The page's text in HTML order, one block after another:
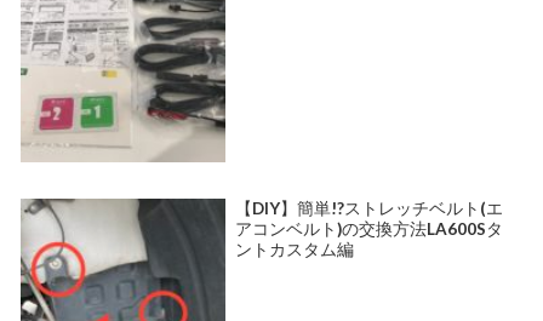
【DIY】簡単!?ストレッチベルト(エ
アコンベルト)の交換方法LA600Sタ
ントカスタム編